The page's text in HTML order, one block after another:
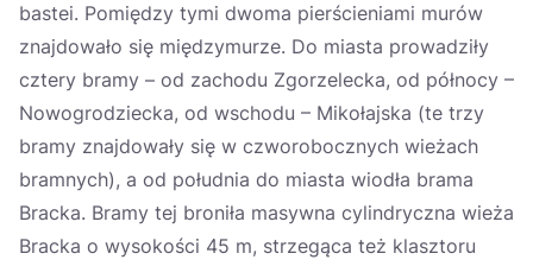
bastei. Pomiędzy tymi dwoma pierścieniami murów
znajdowało się międzymurze. Do miasta prowadziły
cztery bramy – od zachodu Zgorzelecka, od północy –
Nowogrodziecka, od wschodu – Mikołajska (te trzy
bramy znajdowały się w czworobocznych wieżach
bramnych), a od południa do miasta wiodła brama
Bracka. Bramy tej broniła masywna cylindryczna wieża
Bracka o wysokości 45 m, strzegąca też klasztoru